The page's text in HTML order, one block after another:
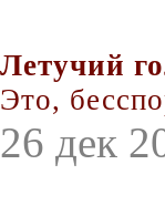
Летучий
Это,
26 дек